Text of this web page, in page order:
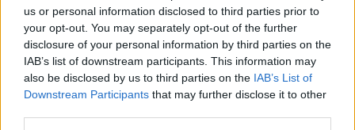
us or personal information disclosed to third parties prior to
your opt-out. You may separately opt-out of the further
disclosure of your personal information by third parties on the
IAB’s list of downstream participants. This information may
also be disclosed by us to third parties on the IAB’s List of
Downstream Participants that may further disclose it to other
közgyűlés liberális frakciójának vezetője szintén jó
döntésnek mondta a vita elhalasztását, de más miatt:
szerinte ez a lépés éppen azt mutatja, hogy a testület kiáll a
darwini evolúciós elmélet mellett, s nem tartja fontosnak,